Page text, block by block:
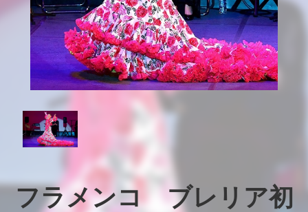
フラメンコ　ブレリア初